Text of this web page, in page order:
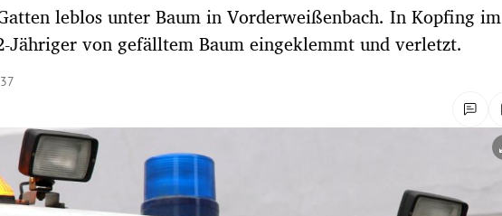
leblos unter Baum in Vorderweißenbach. In Kopfing im
Jähriger von gefälltem Baum eingeklemmt und verletzt.
öffnen/schließen